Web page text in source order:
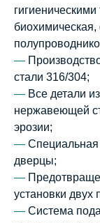
—
стали 316/304;
— Все детали
нержавеющей
эрозии;
— Специальная
дверцы;
—
установки двух
— Система